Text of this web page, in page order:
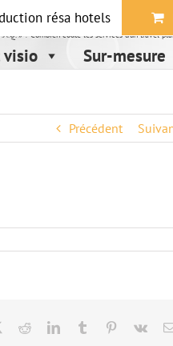
résa hotels
visio Sur-mesure
» ? Combien coûte les services d’un travel
Précédent
RedditLinkedInTumblr Pinterest
Vk